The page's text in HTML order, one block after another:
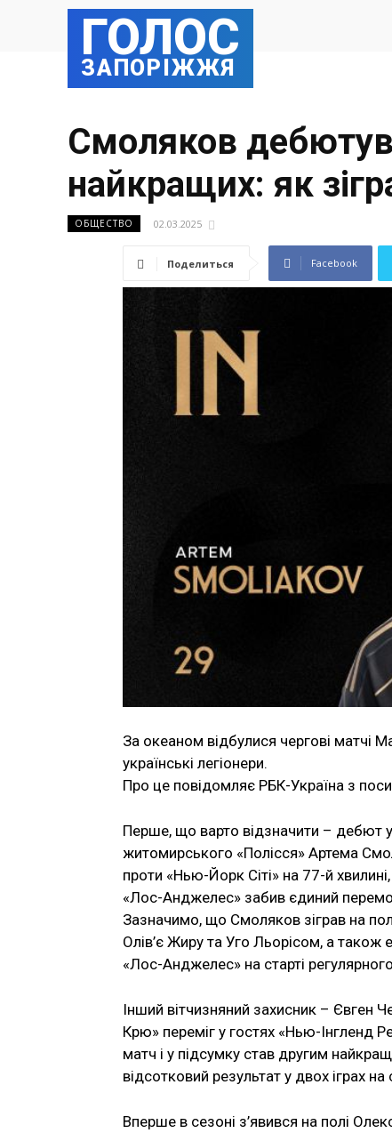
ГОЛОС
ЗАПОРІЖЖЯ
Смоляков
найкращих: як
ОБЩЕСТВО 02.03.2025
Поделиться Facebook
За океаном відбулися чергові матчі
українські легіонери.
Про це повідомляє РБК-Україна з
Перше, що варто відзначити – дебют
житомирського «Полісся» Артема
проти «Нью-Йорк Сіті» на 77-й
«Лос-Анджелес» забив єдиний
Зазначимо, що Смоляков зіграв на
Олів’є Жиру та Уго Льорісом, а
«Лос-Анджелес» на старті
Інший вітчизняний захисник – Євген
Крю» переміг у гостях «Нью-Інгленд
матч і у підсумку став другим
відсотковий результат у двох іграх на
Вперше в сезоні з’явився на полі